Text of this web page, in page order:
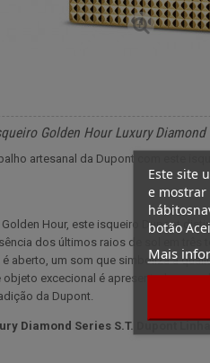
Este site
e mostrar
botão
Mais
Golden Hour Luxury Diamond
artesanal da Dupont com este
Hour, este isqueiro Dupont
dos últimos raios de sol em três
aberto, um som que simboliza a
objeto excecional é apresentado
da Dupont.
Diamond Series S.T. Dupont Linha